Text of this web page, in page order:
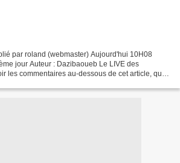
par roland (webmaster) Aujourd'hui 10H08
jour Auteur : Dazibaoueb Le LIVE des
les commentaires au-dessous de cet article, qui